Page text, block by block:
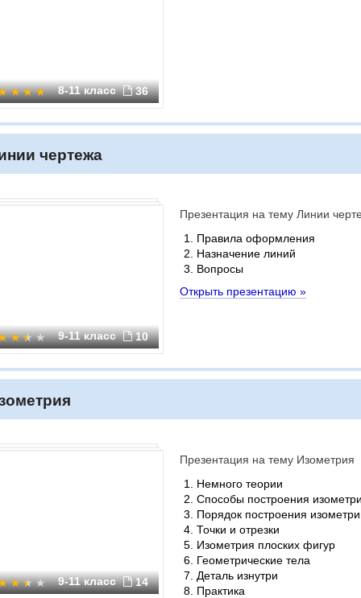
8-11 класс 36
чертежа
9-11 класс 10
Презентация на тему Линии
Правила оформления
Назначение линий
Вопросы
Открыть презентацию »
9-11 класс 14
Презентация на тему Изометрия
Немного теории
Способы построения
Порядок построения
Точки и отрезки
Изометрия плоских фигур
Геометрические тела
Деталь изнутри
Практика